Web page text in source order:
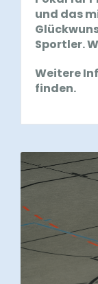
und das
Sportler.
Weitere
finden.